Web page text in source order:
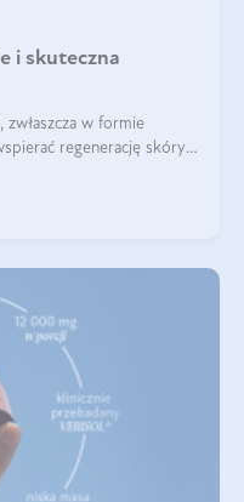
i skuteczna
zwłaszcza w formie
regenerację skóry i